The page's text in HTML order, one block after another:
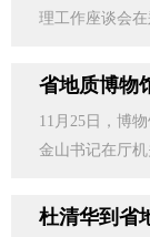
理工作座谈会
省地质博物
11月25日，博
金山书记在厅
杜清华到省